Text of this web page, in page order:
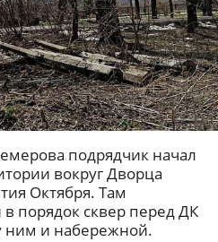
подрядчик начал
вокруг Дворца
Октября. Там
порядок сквер перед ДК
ним и набережной.